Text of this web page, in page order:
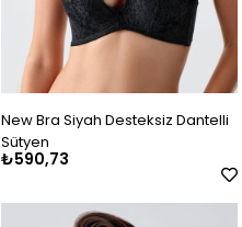
New Bra Siyah Desteksiz Dantelli
Sütyen
₺590,73